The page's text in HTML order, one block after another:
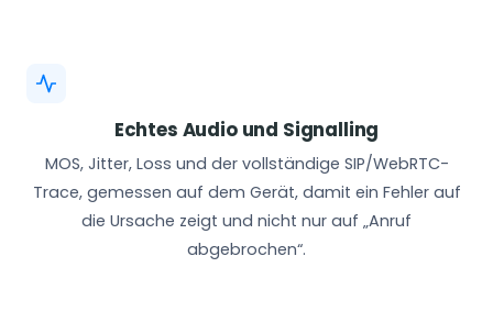
Echtes Audio und Signalling
MOS, Jitter, Loss und der vollständige SIP/WebRTC-
Trace, gemessen auf dem Gerät, damit ein Fehler auf
die Ursache zeigt und nicht nur auf „Anruf
abgebrochen“.